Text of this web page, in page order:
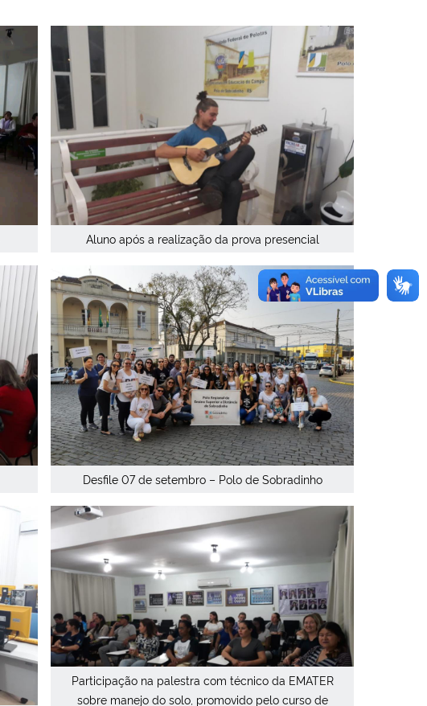
Aluno após a realização da prova presencial
Desfile 07 de setembro – Polo de Sobradinho
Participação na palestra com técnico da EMATER
sobre manejo do solo, promovido pelo curso de